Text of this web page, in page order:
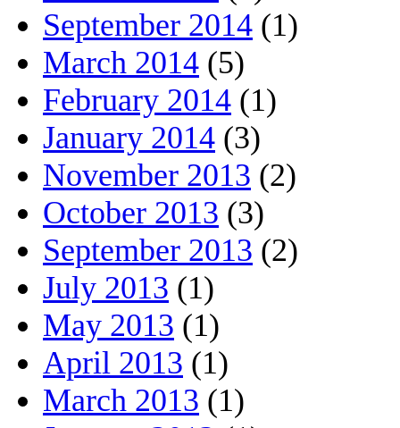
September 2014 (1)
March 2014 (5)
February 2014 (1)
January 2014 (3)
November 2013 (2)
October 2013 (3)
September 2013 (2)
July 2013 (1)
May 2013 (1)
April 2013 (1)
March 2013 (1)